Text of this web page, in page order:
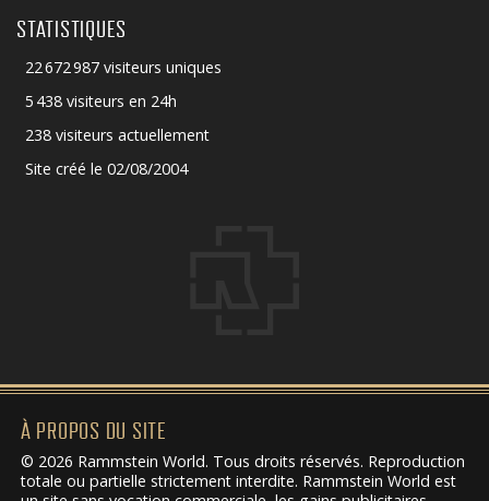
STATISTIQUES
22 672 987 visiteurs uniques
5 438 visiteurs en 24h
238 visiteurs actuellement
Site créé le 02/08/2004
À PROPOS DU SITE
© 2026 Rammstein World. Tous droits réservés. Reproduction
totale ou partielle strictement interdite. Rammstein World est